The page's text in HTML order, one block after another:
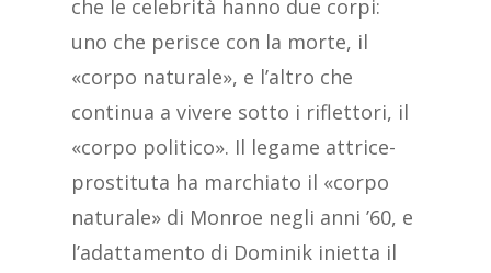
che le celebrità hanno due corpi:
uno che perisce con la morte, il
«corpo naturale», e l’altro che
continua a vivere sotto i riflettori, il
«corpo politico». Il legame attrice-
prostituta ha marchiato il «corpo
naturale» di Monroe negli anni ’60, e
l’adattamento di Dominik inietta il